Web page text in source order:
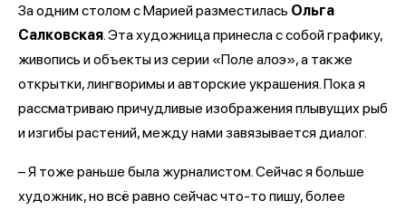
За одним столом с Марией разместилась Ольга
Салковская . Эта художница принесла с собой графику,
живопись и объекты из серии «Поле алоэ», а также
открытки, лингворимы и авторские украшения. Пока я
рассматриваю причудливые изображения плывущих рыб
и изгибы растений, между нами завязывается диалог.
– Я тоже раньше была журналистом. Сейчас я больше
художник, но всё равно сейчас что-то пишу, более